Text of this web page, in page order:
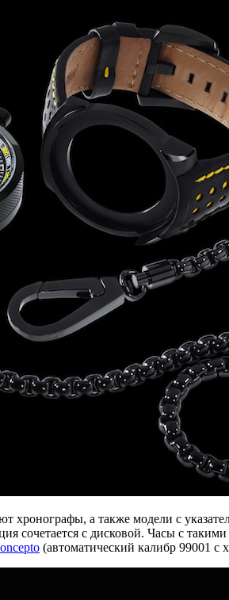
хронографы, а также модели с
сочетается с дисковой. Часы с
(автоматический калибр 99001 с